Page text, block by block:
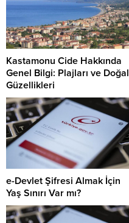
Kastamonu Cide Hakkında
Genel Bilgi: Plajları ve Doğal
Güzellikleri
e-Devlet Şifresi Almak İçin
Yaş Sınırı Var mı?